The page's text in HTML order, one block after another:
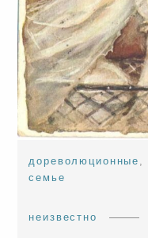
дореволюционные
семье
неизвестно